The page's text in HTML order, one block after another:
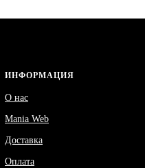
ИНФОРМАЦИЯ
О нас
Mania Web
Доставка
Оплата